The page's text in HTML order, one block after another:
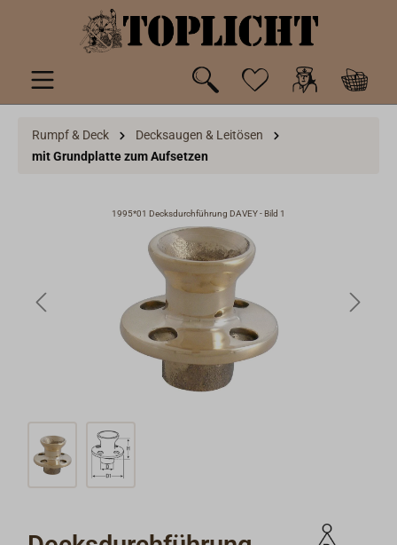
springen
Rumpf & Deck
Decksaugen & Leitösen
mit Grundplatte zum Aufsetzen
1995*01 Decksdurchführung DAVEY - Bild 1